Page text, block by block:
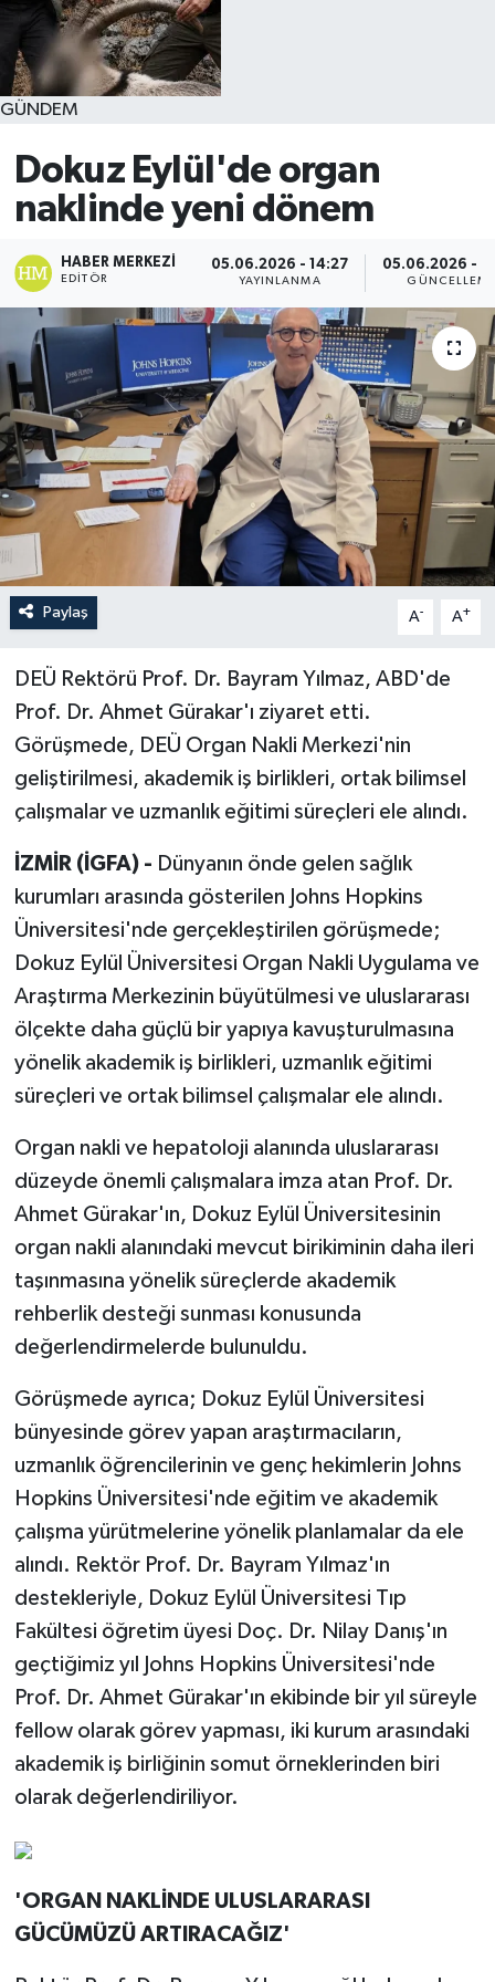
GÜNDEM
Dokuz Eylül'de organ
naklinde yeni dönem
HABER MERKEZI
EDITÖR
05.06.2026 - 14:27
YAYINLANMA
05.06.2026 -
Paylaş A- A+
DEÜ Rektörü Prof. Dr. Bayram Yılmaz, ABD'de
Prof. Dr. Ahmet Gürakar'ı ziyaret etti.
Görüşmede, DEÜ Organ Nakli Merkezi'nin
geliştirilmesi, akademik iş birlikleri, ortak bilimsel
çalışmalar ve uzmanlık eğitimi süreçleri ele alındı.
İZMİR (İGFA) - Dünyanın önde gelen sağlık
kurumları arasında gösterilen Johns Hopkins
Üniversitesi'nde gerçekleştirilen görüşmede;
Dokuz Eylül Üniversitesi Organ Nakli Uygulama ve
Araştırma Merkezinin büyütülmesi ve uluslararası
ölçekte daha güçlü bir yapıya kavuşturulmasına
yönelik akademik iş birlikleri, uzmanlık eğitimi
süreçleri ve ortak bilimsel çalışmalar ele alındı.
Organ nakli ve hepatoloji alanında uluslararası
düzeyde önemli çalışmalara imza atan Prof. Dr.
Ahmet Gürakar'ın, Dokuz Eylül Üniversitesinin
organ nakli alanındaki mevcut birikiminin daha ileri
taşınmasına yönelik süreçlerde akademik
rehberlik desteği sunması konusunda
değerlendirmelerde bulunuldu.
Görüşmede ayrıca; Dokuz Eylül Üniversitesi
bünyesinde görev yapan araştırmacıların,
uzmanlık öğrencilerinin ve genç hekimlerin Johns
Hopkins Üniversitesi'nde eğitim ve akademik
çalışma yürütmelerine yönelik planlamalar da ele
alındı. Rektör Prof. Dr. Bayram Yılmaz'ın
destekleriyle, Dokuz Eylül Üniversitesi Tıp
Fakültesi öğretim üyesi Doç. Dr. Nilay Danış'ın
geçtiğimiz yıl Johns Hopkins Üniversitesi'nde
Prof. Dr. Ahmet Gürakar'ın ekibinde bir yıl süreyle
fellow olarak görev yapması, iki kurum arasındaki
akademik iş birliğinin somut örneklerinden biri
olarak değerlendiriliyor.
'ORGAN NAKLİNDE ULUSLARARASI
GÜCÜMÜZÜ ARTIRACAĞIZ'